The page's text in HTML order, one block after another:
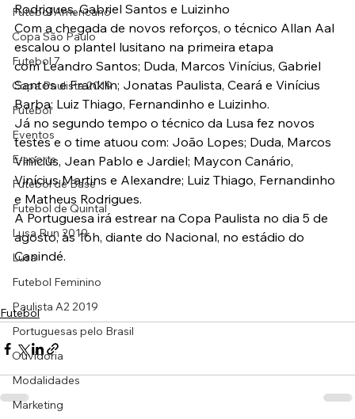
Futebol Americano
Copa São Paulo
Futebol 7
Copa Paulista 2019
Futebol
Eventos
E-sports
Futebol de Base
Futebol de Quintal
Lusa Run 2019
Lusa
Futebol Feminino
Paulista A2 2019
Portuguesas pelo Brasil
Ouvidoria
Modalidades
Marketing
Rodrigues, Gabriel Santos e Luizinho
Com a chegada de novos reforços, o técnico Allan Aal
escalou o plantel lusitano na primeira etapa
com Leandro Santos; Duda, Marcos Vinícius, Gabriel
Santos e Franklin; Jonatas Paulista, Ceará e Vinícius
Barba; Luiz Thiago, Fernandinho e Luizinho.
Já no segundo tempo o técnico da Lusa fez novos
testes e o time atuou com: João Lopes; Duda, Marcos
Vinícius, Jean Pablo e Jardiel; Maycon Canário,
Vinícius Martins e Alexandre; Luiz Thiago, Fernandinho
e Matheus Rodrigues.
A Portuguesa irá estrear na Copa Paulista no dia 5 de
agosto, às 16h, diante do Nacional, no estádio do
Canindé.
Futebol